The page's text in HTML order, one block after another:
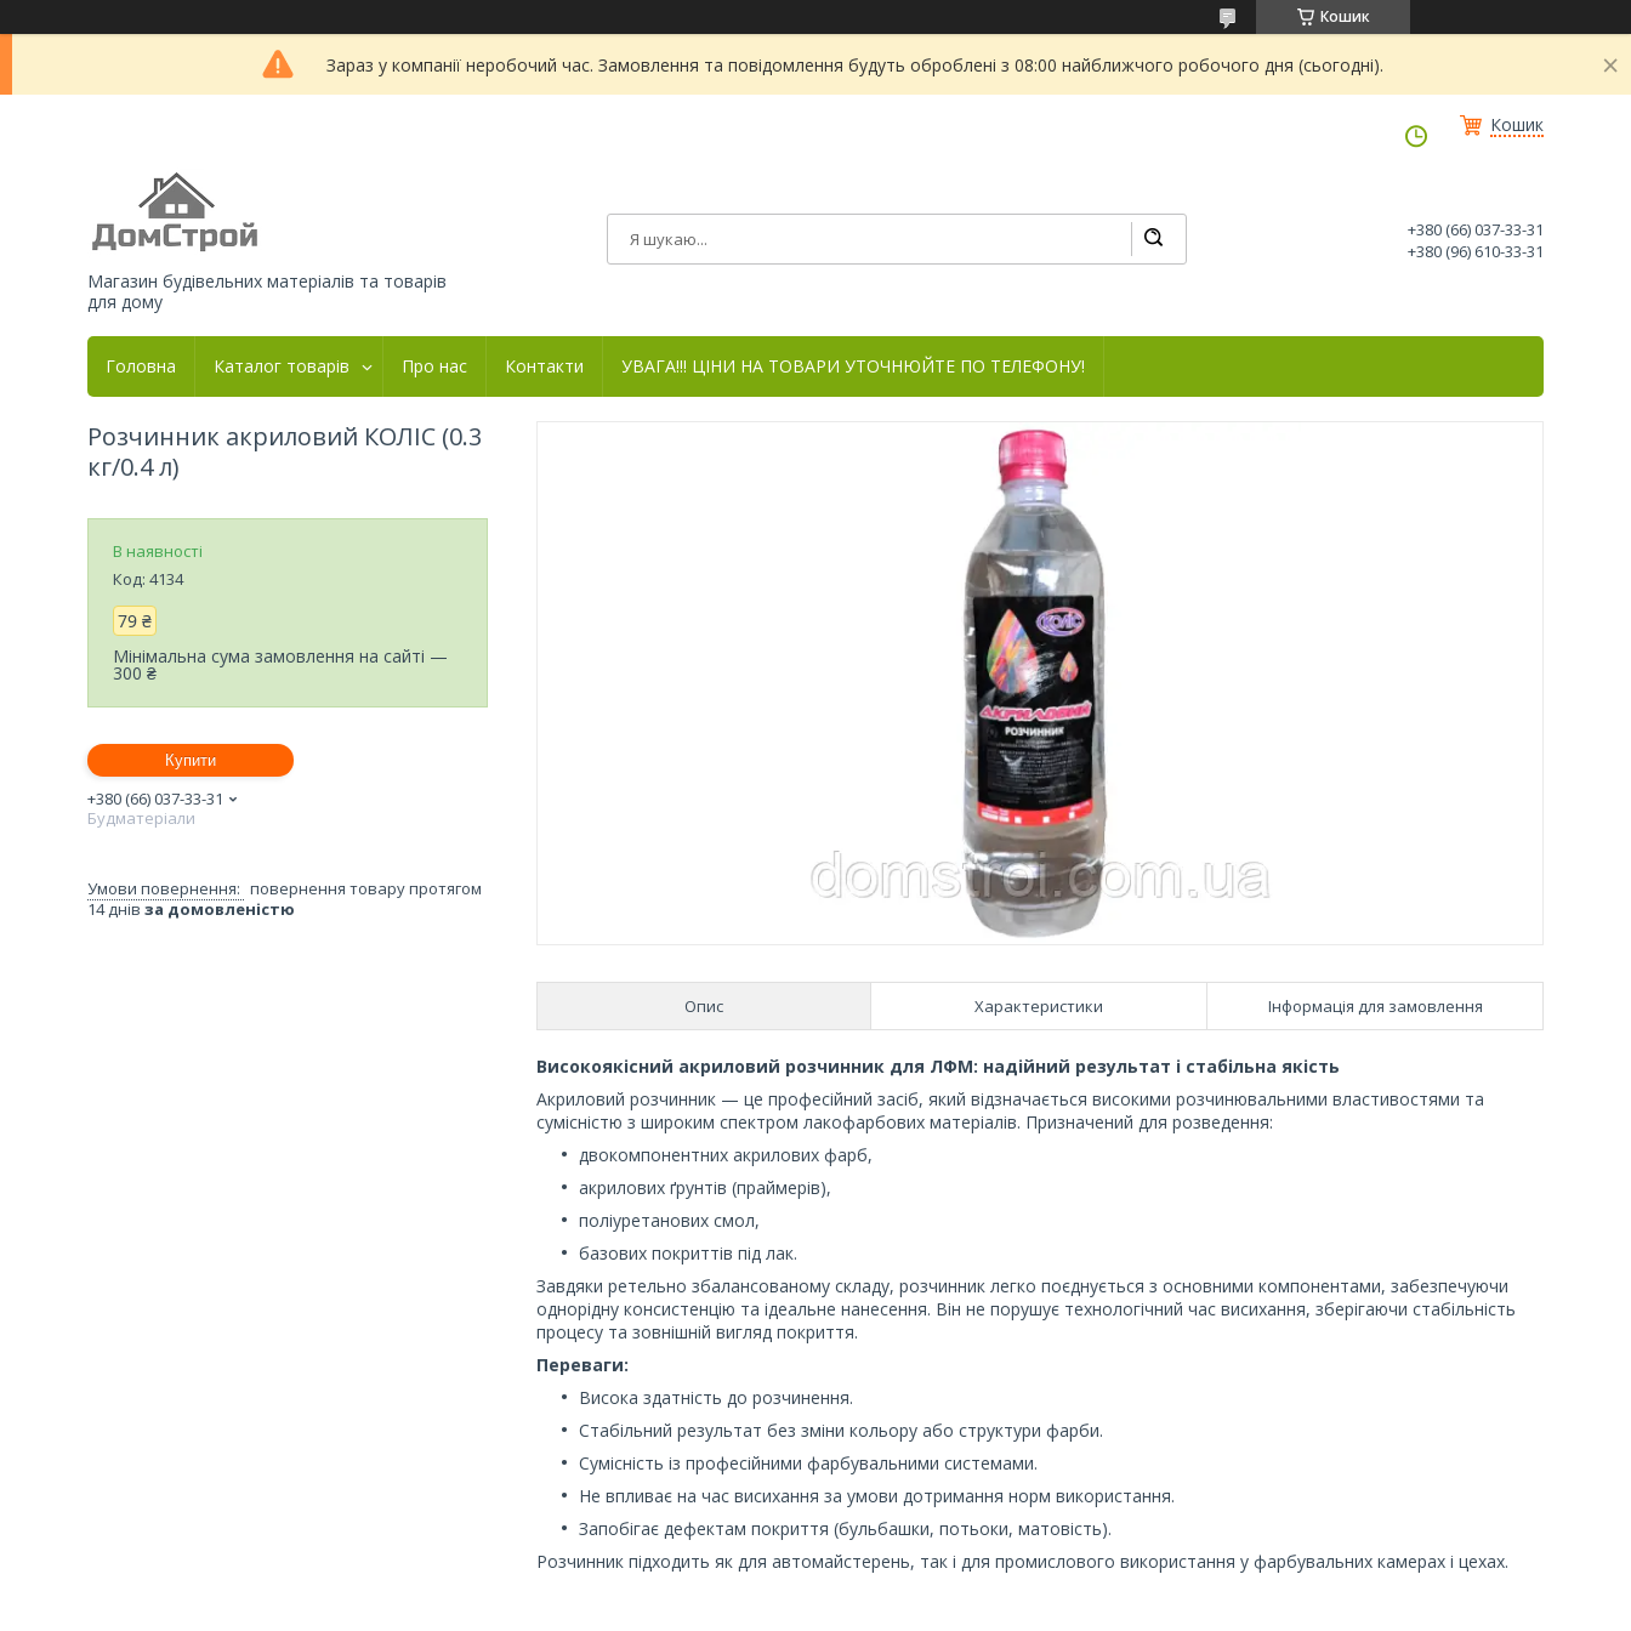
Кошик
Зараз у компанії неробочий час. Замовлення та повідомлення будуть оброблені з 08:00 найближчого робочого дня (сьогодні).
Кошик
Магазин будівельних матеріалів та товарів
для дому
+380 (66) 037-33-31
+380 (96) 610-33-31
Головна Каталог товарів Про нас Контакти УВАГА!!! ЦІНИ НА ТОВАРИ УТОЧНЮЙТЕ ПО ТЕЛЕФОНУ!
Опис Характеристики Інформація для замовлення
Високоякісний акриловий розчинник для ЛФМ: надійний результат і стабільна якість
Акриловий розчинник — це професійний засіб, який відзначається високими розчинювальними властивостями та
сумісністю з широким спектром лакофарбових матеріалів. Призначений для розведення:
двокомпонентних акрилових фарб,
акрилових ґрунтів (праймерів),
поліуретанових смол,
базових покриттів під лак.
Завдяки ретельно збалансованому складу, розчинник легко поєднується з основними компонентами, забезпечуючи
однорідну консистенцію та ідеальне нанесення. Він не порушує технологічний час висихання, зберігаючи стабільність
процесу та зовнішній вигляд покриття.
Переваги:
Висока здатність до розчинення.
Стабільний результат без зміни кольору або структури фарби.
Сумісність із професійними фарбувальними системами.
Не впливає на час висихання за умови дотримання норм використання.
Запобігає дефектам покриття (бульбашки, потьоки, матовість).
Розчинник підходить як для автомайстерень, так і для промислового використання у фарбувальних камерах і цехах.
Розчинник акриловий КОЛІС (0.3
кг/0.4 л)
В наявності
Код: 4134
79 ₴
Мінімальна сума замовлення на сайті —
300 ₴
Купити
+380 (66) 037-33-31
Будматеріали
повернення товару протягом
14 днів за домовленістю